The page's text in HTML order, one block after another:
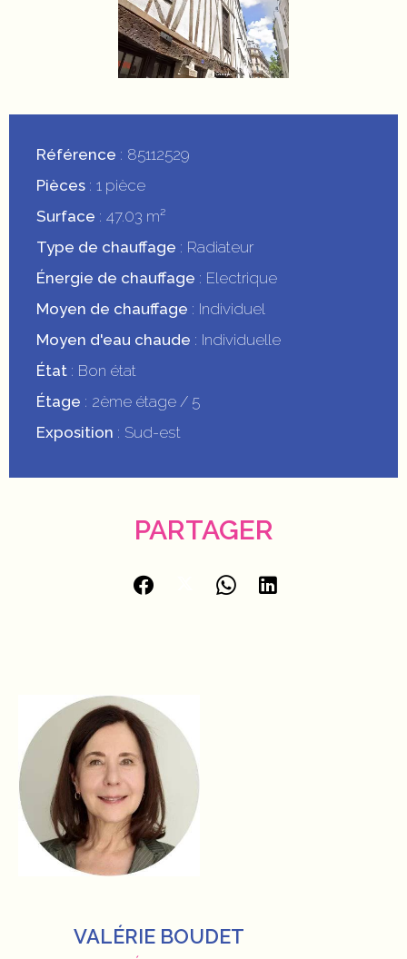
Référence
85112529
Pièces 1 pièce
Surface
47.03 m²
Type de chauffage
Radiateur
Énergie de chauffage
Electrique
Moyen de chauffage
Individuel
Moyen d'eau chaude
Individuelle
État
Bon état
Étage
2ème étage / 5
Exposition
Sud-est
PARTAGER
VALÉRIE BOUDET